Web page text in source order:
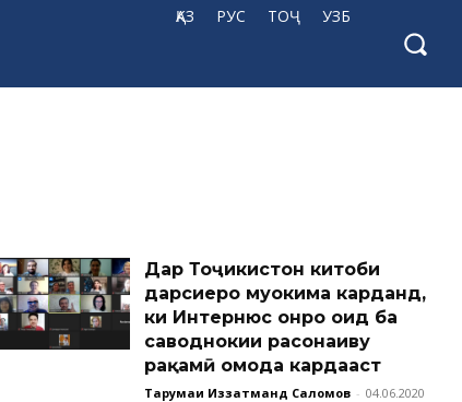
ҚАЗ РУС ТОҶ УЗБ
Дар Тоҷикистон китоби
дарсиеро муҳокима карданд,
ки Интернюс онро оид ба
саводнокии расонаиву
рақамӣ омода кардааст
Тарҷумаи Иззатманд Саломов - 04.06.2020